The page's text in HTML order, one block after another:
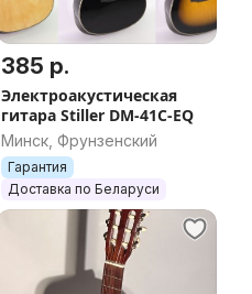
385 р.
Электроакустическая
гитара Stiller DM-41C-EQ
Минск, Фрунзенский
Гарантия
Доставка по Беларуси